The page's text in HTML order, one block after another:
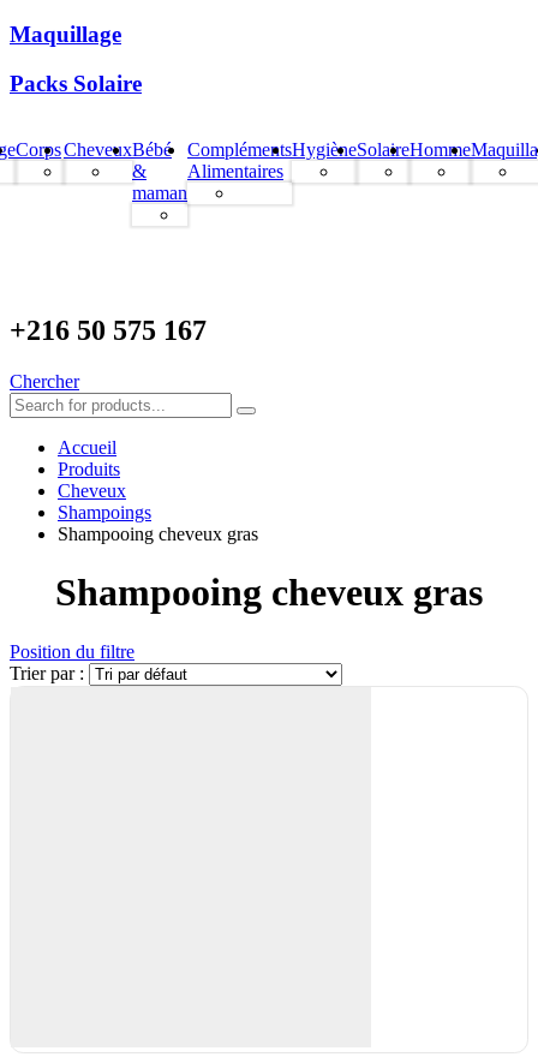
Maquillage
Packs Solaire
CorpsCheveuxBébé
&
maman
Compléments
Alimentaires
HygièneSolaireHomme
+216 50 575 167
Chercher
Accueil
Produits
Cheveux
Shampoings
Shampooing cheveux gras
Shampooing cheveux gras
Position du filtre
Trier par :